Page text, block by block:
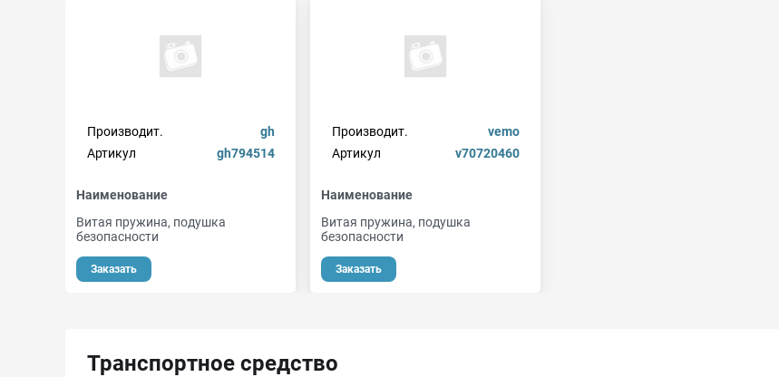
Производит.
gh
Артикул
gh794514
Наименование
Витая пружина, подушка
безопасности
Заказать
Производит.
vemo
Артикул
v70720460
Наименование
Витая пружина, подушка
безопасности
Заказать
Транспортное средство